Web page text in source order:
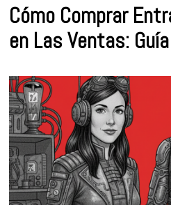
Cómo Comprar
en Las Ventas: